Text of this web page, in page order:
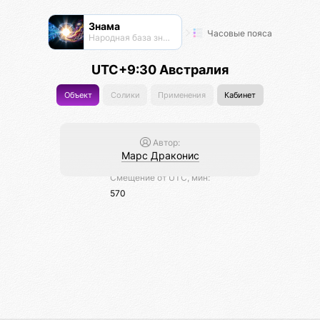
Знама
Народная база знаний Часовые пояса
UTC+9:30 Австралия
Объект Солики Применения Кабинет
Автор:
Марс Драконис
Смещение от UTC, мин:
570